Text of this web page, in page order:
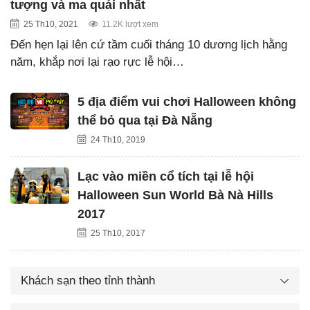
tượng và ma quái nhất
25 Th10, 2021 11.2K lượt xem
Đến hẹn lại lên cứ tầm cuối tháng 10 dương lịch hằng
năm, khắp nơi lại rạo rực lễ hội…
5 địa điểm vui chơi Halloween không
thể bỏ qua tại Đà Nẵng
24 Th10, 2019
Lạc vào miền cổ tích tại lễ hội
Halloween Sun World Bà Nà Hills
2017
25 Th10, 2017
Khách sạn theo tỉnh thành